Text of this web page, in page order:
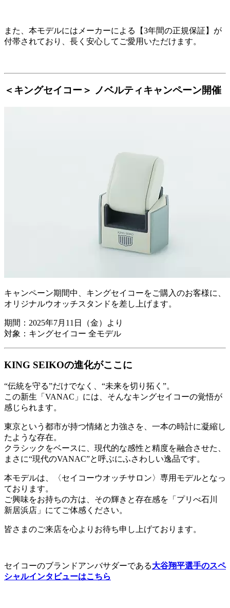
また、本モデルにはメーカーによる【3年間の正規保証】が
付帯されており、長く安心してご愛用いただけます。
＜キングセイコー＞ ノベルティキャンペーン開催
キャンペーン期間中、キングセイコーをご購入のお客様に、
オリジナルウオッチスタンドを差し上げます。
期間：2025年7月11日（金）より
対象：キングセイコー 全モデル
KING SEIKOの進化がここに
“伝統を守る”だけでなく、“未来を切り拓く”。
この新生「VANAC」には、そんなキングセイコーの覚悟が
感じられます。
東京という都市が持つ情緒と力強さを、一本の時計に凝縮し
たような存在。
クラシックをベースに、現代的な感性と精度を融合させた、
まさに“現代のVANAC”と呼ぶにふさわしい逸品です。
本モデルは、〈セイコーウオッチサロン〉専用モデルとなっ
ております。
ご興味をお持ちの方は、その輝きと存在感を「プリべ石川
新居浜店」にてご体感ください。
皆さまのご来店を心よりお待ち申し上げております。
セイコーのブランドアンバサダーである大谷翔平選手のスペ
シャルインタビューはこちら